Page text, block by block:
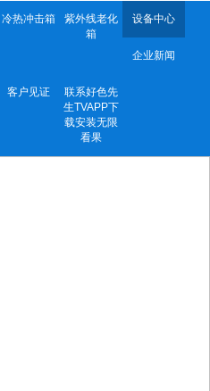
冷热冲击箱
紫外线老化
箱
设备中心
企业新闻
客户见证
联系好色先
生TVAPP下
载安装无限
看果